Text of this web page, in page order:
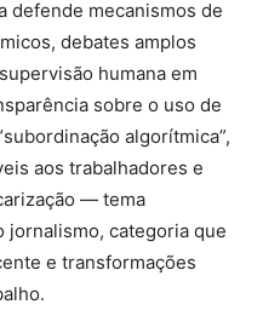
defende mecanismos de
debates amplos
humana em
sobre o uso de
algorítmica”,
aos trabalhadores e
— tema
jornalismo, categoria que
e transformações